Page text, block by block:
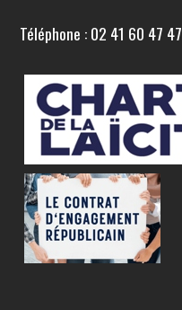
Téléphone : 02 41 60 47 47